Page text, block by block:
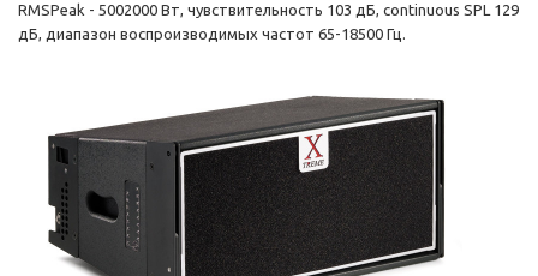
RMSPeak - 5002000 Вт, чувствительность 103 дБ, continuous SPL 129
дБ, диапазон воспроизводимых частот 65-18500 Гц.